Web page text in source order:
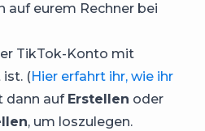
auf eurem Rechner bei
TikTok-Konto mit
(Hier erfahrt ihr, wie ihr
dann auf Erstellen oder
, um loszulegen.